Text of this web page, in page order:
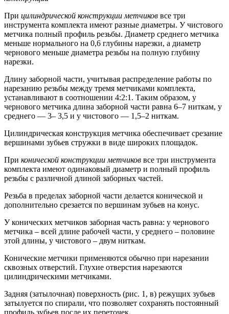
При цилиндрической конструкции метчиков все три
инструмента комплекта имеют разные диаметры. У чистового
метчика полный профиль резьбы. Диаметр среднего метчика
меньше нормального на 0,6 глубины нарезки, а диаметр
чернового меньше диаметра резьбы на полную глубину
нарезки.
Длину заборной части, учитывая распределение работы по
нарезанию резьбы между тремя метчиками комплекта,
устанавливают в соотношении 4:2:1. Таким образом, у
чернового метчика длина заборной части равна 6–7 ниткам, у
среднего — 3– 3,5 и у чистового — 1,5–2 ниткам.
Цилиндрическая конструкция метчика обеспечивает срезание
вершинами зубьев стружки в виде широких площадок.
При конической конструкции метчиков все три инструмента
комплекта имеют одинаковый диаметр и полный профиль
резьбы с различной длиной заборных частей.
Резьба в пределах заборной части делается конической и
дополнительно срезается по вершинам зубьев на конус.
У конических метчиков заборная часть равна: у чернового
метчика – всей длине рабочей части, у среднего – половине
этой длины, у чистового – двум ниткам.
Конические метчики применяются обычно при нарезании
сквозных отверстий. Глухие отверстия нарезаются
цилиндрическими метчиками.
Задняя (затылочная) поверхность (рис. 1, в) режущих зубьев
затылуется по спирали, что позволяет сохранять постоянный
профиль зубьев после их переточек.